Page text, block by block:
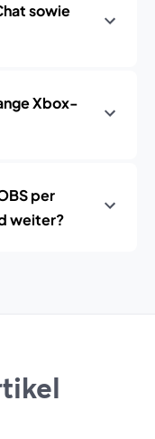
sowie
Xbox-
per
weiter?